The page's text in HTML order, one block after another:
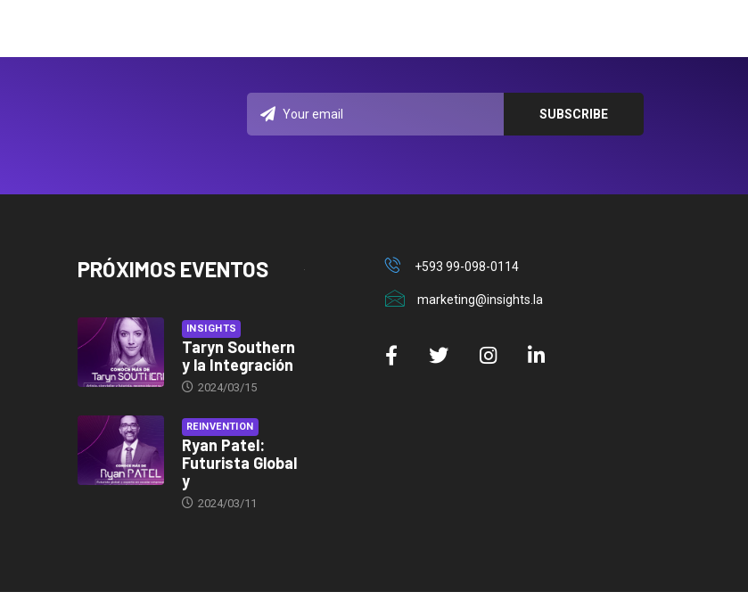
PRÓXIMOS EVENTOS
INSIGHTS
Taryn Southern
y la Integración
2024/03/15
REINVENTION
Ryan Patel:
Futurista Global
y
2024/03/11
+593 99-098-0114
marketing@insights.la